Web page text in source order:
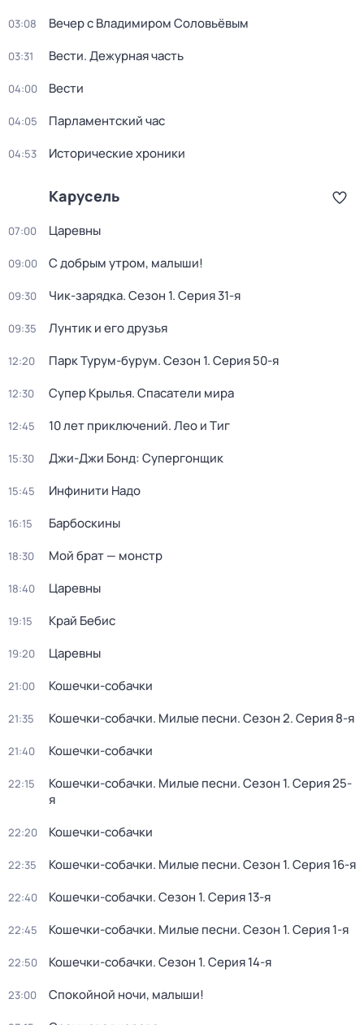
03:08 Вечер с Владимиром Соловьёвым
03:31 Вести. Дежурная часть
04:00 Вести
04:05 Парламентский час
04:53 Исторические хроники
Карусель
07:00 Царевны
09:00 С добрым утром, малыши!
09:30 Чик-зарядка. Сезон 1. Серия 31-я
09:35 Лунтик и его друзья
12:20 Парк Турум-бурум. Сезон 1. Серия 50-я
12:30 Супер Крылья. Спасатели мира
12:45 10 лет приключений. Лео и Тиг
15:30 Джи-Джи Бонд: Супергонщик
15:45 Инфинити Надо
16:15 Барбоскины
18:30 Мой брат — монстр
18:40 Царевны
19:15 Край Бебис
19:20 Царевны
21:00 Кошечки-собачки
21:35 Кошечки-собачки. Милые песни. Сезон 2. Серия 8-я
21:40 Кошечки-собачки
22:15 Кошечки-собачки. Милые песни. Сезон 1. Серия 25-
я
22:20 Кошечки-собачки
22:35 Кошечки-собачки. Милые песни. Сезон 1. Серия 16-я
22:40 Кошечки-собачки. Сезон 1. Серия 13-я
22:45 Кошечки-собачки. Милые песни. Сезон 1. Серия 1-я
22:50 Кошечки-собачки. Сезон 1. Серия 14-я
23:00 Спокойной ночи, малыши!